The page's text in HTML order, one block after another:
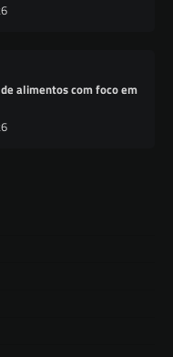
alimentos com foco em